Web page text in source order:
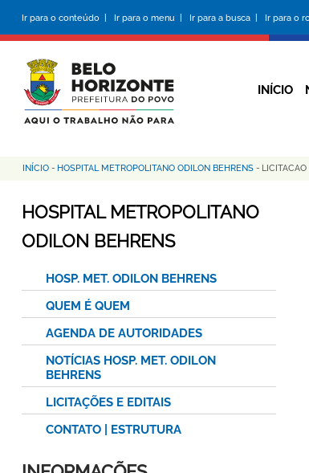
conteúdo
principal
Ir para o conteúdo | Ir para o menu | Ir para a busca | Ir para o
INÍCIO
Trilha
de
navegação
INÍCIO - HOSPITAL METROPOLITANO ODILON BEHRENS - LICITACAO
HOSPITAL METROPOLITANO
ODILON BEHRENS
HOSP. MET. ODILON BEHRENS
QUEM É QUEM
AGENDA DE AUTORIDADES
NOTÍCIAS HOSP. MET. ODILON
BEHRENS
LICITAÇÕES E EDITAIS
CONTATO | ESTRUTURA